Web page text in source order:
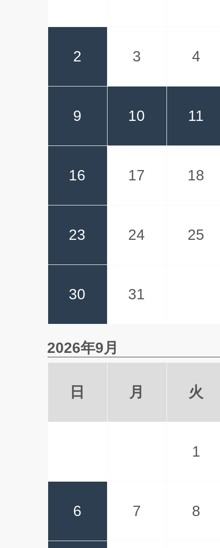
2 3 4
9 10 11
16 17 18
23 24 25
30 31
2026年9月
日 月 火
1
6 7 8